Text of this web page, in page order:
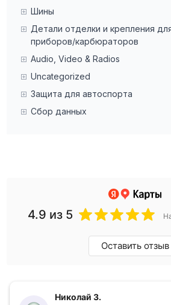
Шины
Детали отделки и крепления
приборов/карбюраторов
Audio, Video & Radios
Uncategorized
Защита для автоспорта
Сбор данных
4.9 из 5
Оставить отзыв
Николай З.